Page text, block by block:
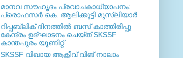
മാനവ സൗഹൃദം പ്രവാചകാധ്യാപനം:
പ്രൊഫസർ കെ. ആലിക്കുട്ടി മുസ്ലിയാർ
റിപ്പബ്ലിക് ദിനത്തില്‍ ബസ് കാത്തിരിപ്പു
കേന്ദ്രം ഉദ്ഘാടനം ചെയ്ത്‌ SKSSF
കാന്തപുരം യൂണിറ്റ്
SKSSF വിഖായ ആക്റ്റീവ് വിങ് നാലാം